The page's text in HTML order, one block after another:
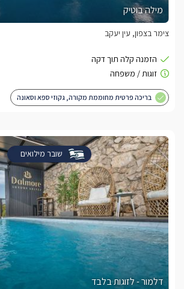
מילה בוטיק
צימר בצפון, עין יעקב
בריכה פרטית מחוממת מקורה, גקוזי ספא וסאונה
שובר מילואים
דלמור - לזוגות בלבד